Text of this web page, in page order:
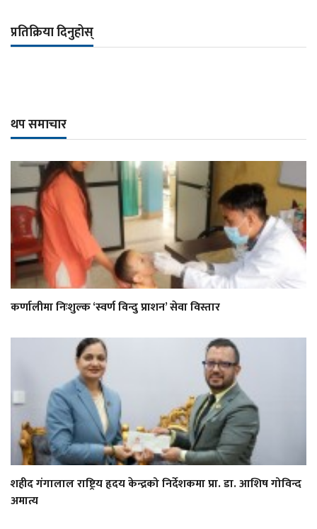
प्रतिक्रिया दिनुहोस्
थप समाचार
कर्णालीमा निःशुल्क ‘स्वर्ण विन्दु प्राशन’ सेवा विस्तार
शहीद गंगालाल राष्ट्रिय हृदय केन्द्रको निर्देशकमा प्रा. डा. आशिष गोविन्द
अमात्य